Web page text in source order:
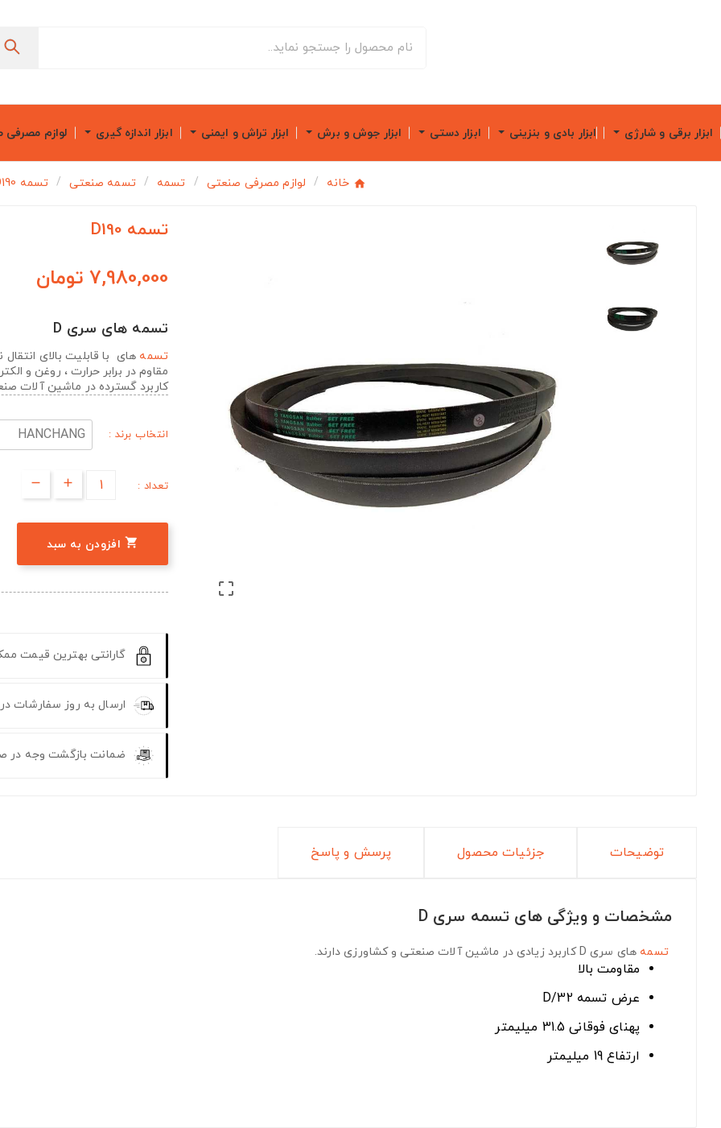
ابزار برقی و شارژی ابزار بادی و بنزینی ابزار دستی ابزار جوش و برش ابزار تراش و ایمنی ابزار اندازه گیری لوازم
خانه لوازم مصرفی صنعتی تسمه تسمه صنعتی تسمه D190

تسمه D190
7,980,000 تومان
تسمه های سری D
تسمه های با قابلیت بالای انتقال
مقاوم در برابر حرارت ، روغن و
کاربرد گسترده در ماشین آلات
انتخاب برند :
تعداد :
 افزودن به سبد
گارانتی بهترین قیمت
ارسال به روز سفارشات
ضمانت بازگشت وجه در
توضیحات جزئیات محصول پرسش و پاسخ
مشخصات و ویژگی های تسمه سری D
تسمه های سری D کاربرد زیادی در ماشین آلات صنعتی و کشاورزی دارند.
مقاومت بالا
عرض تسمه D/32
پهنای فوقانی 31.5 میلیمتر
ارتفاع 19 میلیمتر